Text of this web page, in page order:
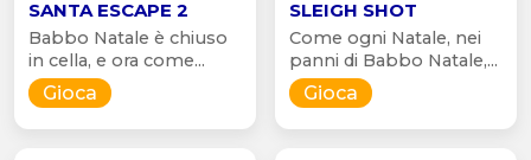
SANTA ESCAPE 2
Babbo Natale è chiuso
in cella, e ora come...
Gioca
SLEIGH SHOT
Come ogni Natale, nei
panni di Babbo Natale,...
Gioca